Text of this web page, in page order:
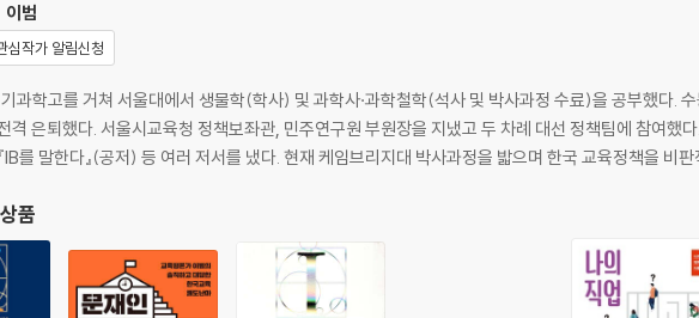
이범
심작가 알림신청
과학고를 거쳐 서울대에서 생물학(학사) 및 과학사·과학철학(석사 및 박사과정 수료)을 공부했다.
은퇴했다. 서울시교육청 정책보좌관, 민주연구원 부원장을 지냈고 두 차례 대선 정책팀에 참여했
IB를 말한다』(공저) 등 여러 저서를 냈다. 현재 케임브리지대 박사과정을 밟으며 한국 교육정책을 비
품